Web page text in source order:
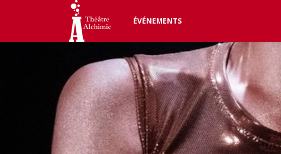
ÉVÉNEMENTS